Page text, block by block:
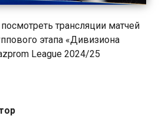
трансляции матчей
этапа «Дивизиона
League 2024/25